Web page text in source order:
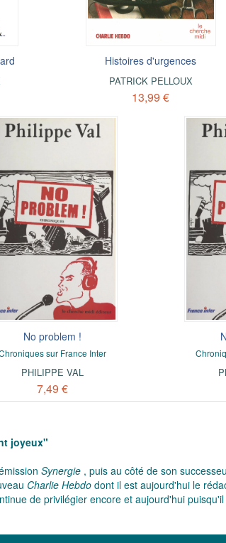
Histoires d'urgences
PATRICK PELLOUX
13,99 €
No problem !
sur France Inter
PHILIPPE VAL
7,49 €
joyeux"
Synergie , puis au côté de son
Charlie Hebdo dont il est aujourd'hui le
de privilégier encore et aujourd'hui